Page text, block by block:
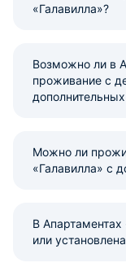
«Галавилла»?
Возможно ли в
проживание с
Можно ли
«Галавилла» с
В Апартаментах
или